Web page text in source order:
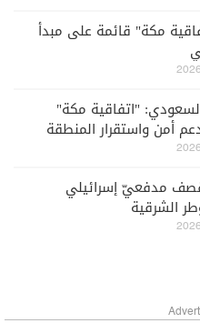
مكة" قائمة على مبدأ
"اتفاقية مكة"
أمن واستقرار المنطقة
الردع والتنسيق والتكامل
24": قصف مدفعيّ إسرائيلي
الشرقية